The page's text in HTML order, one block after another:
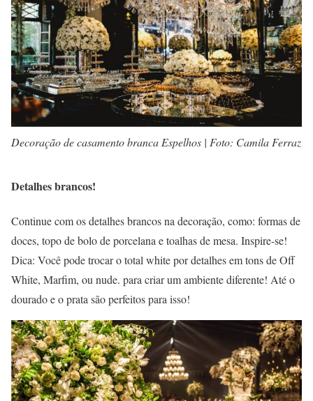
Decoração de casamento branca Espelhos | Foto: Camila Ferraz
Detalhes brancos!
Continue com os detalhes brancos na decoração, como: formas de
doces, topo de bolo de porcelana e toalhas de mesa. Inspire-se!
Dica: Você pode trocar o total white por detalhes em tons de Off
White, Marfim, ou nude. para criar um ambiente diferente! Até o
dourado e o prata são perfeitos para isso!